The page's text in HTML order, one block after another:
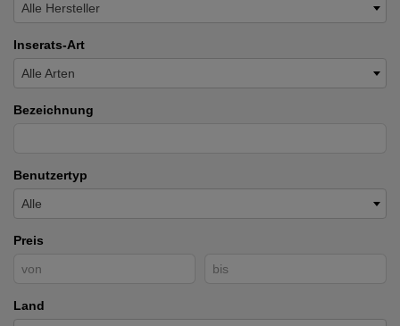
Alle Hersteller
Inserats-Art
Alle Arten
Bezeichnung
Benutzertyp
Alle
Preis
Land